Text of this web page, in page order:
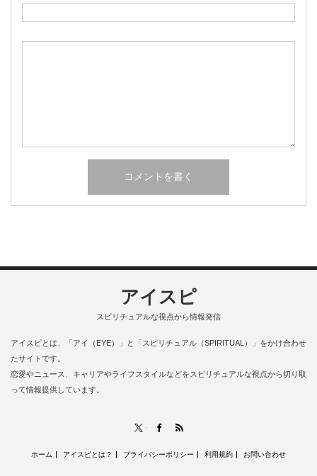
アイスピ
スピリチュアルな視点から情報発信
アイスピとは、「アイ（EYE）」と「スピリチュアル（SPIRITUAL）」をかけ合わせ
たサイトです。
恋愛やニュース、キャリアやライフスタイルなどをスピリチュアルな視点から切り取
って情報提供しています。
Facebook
ホーム アイスピとは？ プライバシーポリシー 利用規約 お問い合わせ